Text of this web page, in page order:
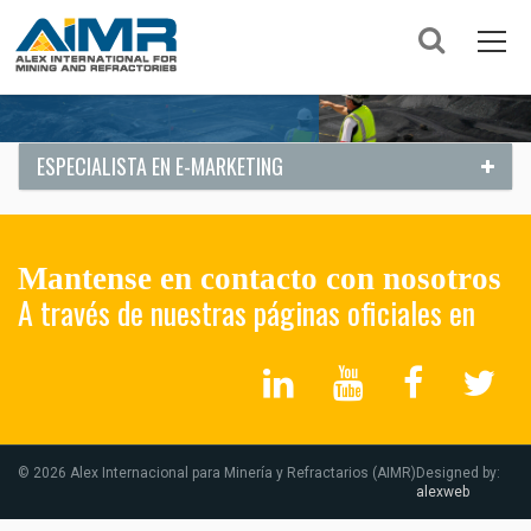
ESPECIALISTA EN E-MARKETING
Mantense en contacto con nosotros
A través de nuestras páginas oficiales en
© 2026 Alex Internacional para Minería y Refractarios (AIMR)Designed by:
alexweb